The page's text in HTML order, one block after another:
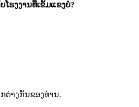
ຮງງານທີ່ເຂັ້ມແຂງບໍ?
ຕ່າງກັນຂອງທ່ານ.